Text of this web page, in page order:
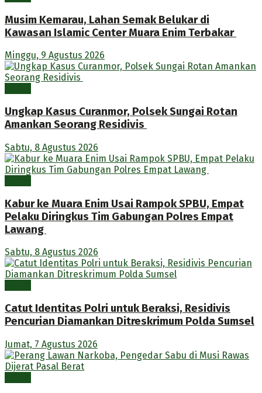
Musim Kemarau, Lahan Semak Belukar di
Kawasan Islamic Center Muara Enim Terbakar
Minggu, 9 Agustus 2026
Ungkap Kasus Curanmor, Polsek Sungai Rotan
Amankan Seorang Residivis
Sabtu, 8 Agustus 2026
Kabur ke Muara Enim Usai Rampok SPBU, Empat
Pelaku Diringkus Tim Gabungan Polres Empat
Lawang
Sabtu, 8 Agustus 2026
Catut Identitas Polri untuk Beraksi, Residivis
Pencurian Diamankan Ditreskrimum Polda Sumsel
Jumat, 7 Agustus 2026